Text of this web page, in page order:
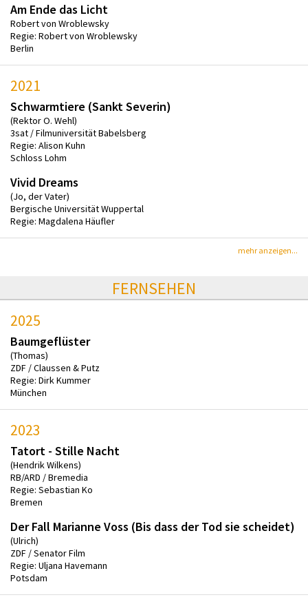
Am Ende das Licht
Robert von Wroblewsky
Regie: Robert von Wroblewsky
Berlin
2021
Schwarmtiere (Sankt Severin)
(Rektor O. Wehl)
3sat / Filmuniversität Babelsberg
Regie: Alison Kuhn
Schloss Lohm
Vivid Dreams
(Jo, der Vater)
Bergische Universität Wuppertal
Regie: Magdalena Häufler
mehr anzeigen...
FERNSEHEN
2025
Baumgeflüster
(Thomas)
ZDF / Claussen & Putz
Regie: Dirk Kummer
München
2023
Tatort - Stille Nacht
(Hendrik Wilkens)
RB/ARD / Bremedia
Regie: Sebastian Ko
Bremen
Der Fall Marianne Voss (Bis dass der Tod sie scheidet)
(Ulrich)
ZDF / Senator Film
Regie: Uljana Havemann
Potsdam